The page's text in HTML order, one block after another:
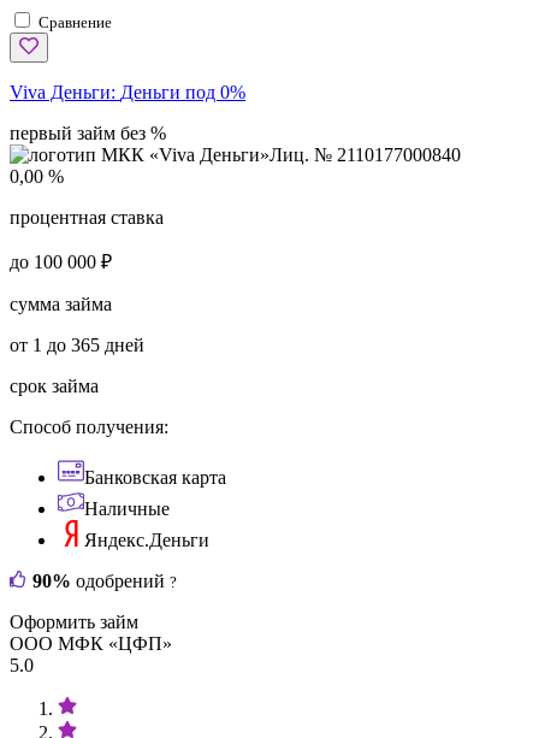
Сравнение
Viva Деньги: Деньги под 0%
первый займ без %
Лиц. № 2110177000840
0,00 %
процентная ставка
до 100 000 ₽
сумма займа
от 1 до 365 дней
срок займа
Способ получения:
Банковская карта
Наличные
Яндекс.Деньги
90% одобрений ?
Оформить займ
ООО МФК «ЦФП»
5.0